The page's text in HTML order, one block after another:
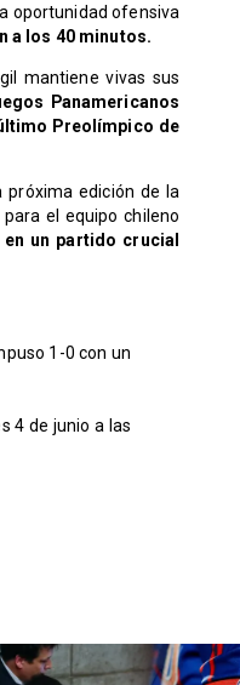
oportunidad ofensiva
a los 40 minutos.
mantiene vivas sus
Panamericanos
Preolímpico de
próxima edición de la
el equipo chileno
un partido crucial
1-0 con un
4 de junio a las